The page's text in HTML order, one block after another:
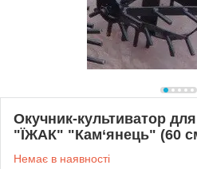
Окучник-культиватор
"ЇЖАК" "Кам‘янець" (60
Немає в наявності